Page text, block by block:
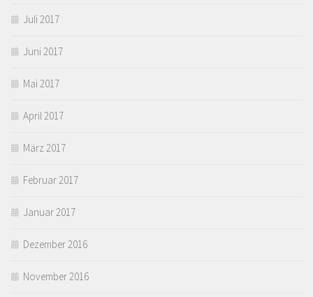
Juli 2017
Juni 2017
Mai 2017
April 2017
März 2017
Februar 2017
Januar 2017
Dezember 2016
November 2016